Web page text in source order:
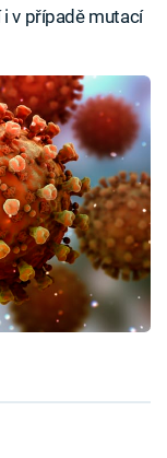
i v případě mutací